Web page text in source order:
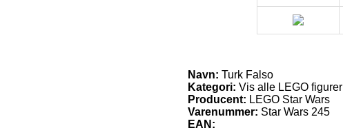
Navn: Turk Falso
Kategori: Vis alle LEGO figurer
Producent: LEGO Star Wars
Varenummer: Star Wars 245
EAN: